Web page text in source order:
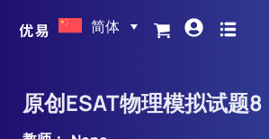
简体
原创ESAT物理模拟试题8